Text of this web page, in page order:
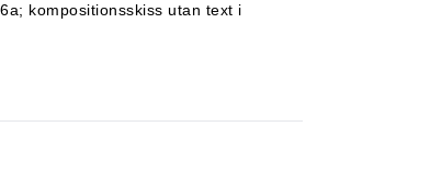
kompositionsskiss utan text i